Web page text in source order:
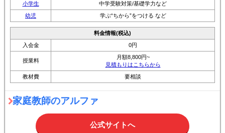
小学生
中学受験対策/基礎学力など
幼児
学ぶ“ちから”をつける など
料金情報(税込)
入会金
0円
授業料
月額8,800円~
見積もりはこちらから
教材費
要相談
家庭教師のアルファ
公式サイトへ